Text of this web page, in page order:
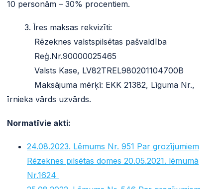
10 personām – 30% procentiem.
3. Īres maksas rekvizīti:
Rēzeknes valstspilsētas pašvaldība
Reģ.Nr.90000025465
Valsts Kase, LV82TREL980201104700B
Maksājuma mērķī: EKK 21382, Līguma Nr.,
īrnieka vārds uzvārds.
Normatīvie akti:
24.08.2023. Lēmums Nr. 951 Par grozījumiem
Rēzeknes pilsētas domes 20.05.2021. lēmumā
Nr.1624